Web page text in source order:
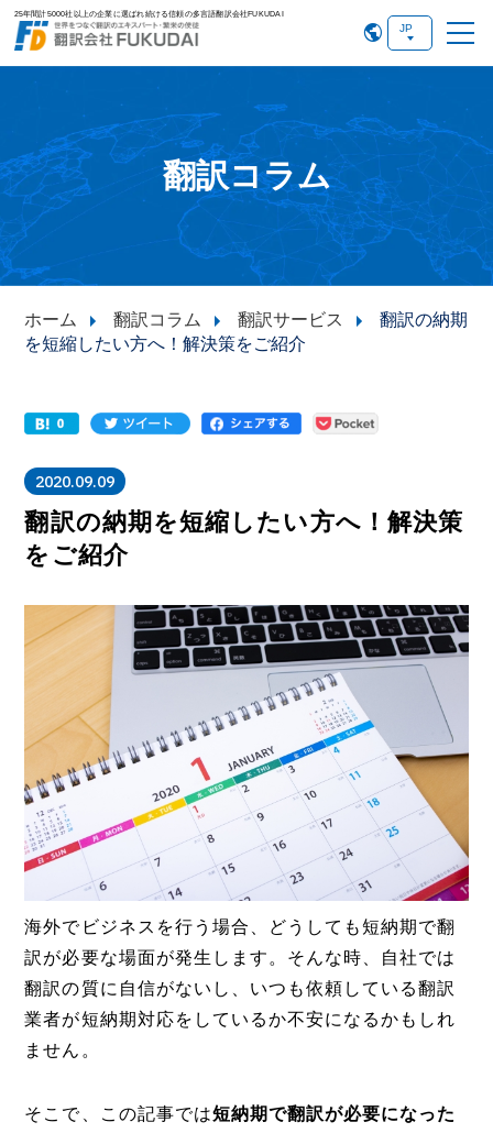
25年間計5000社以上の企業に選ばれ続ける信頼の多言語翻訳会社FUKUDAI
翻訳コラム
ホーム 翻訳コラム 翻訳サービス
翻訳の納期
を短縮したい方へ！解決策をご紹介
2020.09.09
翻訳の納期を短縮したい方へ！解決策
をご紹介
海外でビジネスを行う場合、どうしても短納期で翻
訳が必要な場面が発生します。そんな時、自社では
翻訳の質に自信がないし、いつも依頼している翻訳
業者が短納期対応をしているか不安になるかもしれ
ません。
そこで、この記事では短納期で翻訳が必要になった